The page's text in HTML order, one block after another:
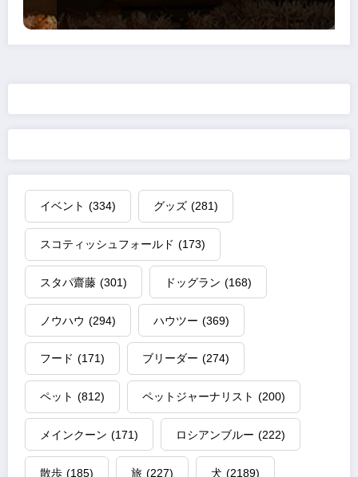
イベント (334) グッズ (281)
スコティッシュフォールド (173)
スタパ齋藤 (301) ドッグラン (168)
ノウハウ (294) ハウツー (369)
フード (171) ブリーダー (274)
ペット (812) ペットジャーナリスト (200)
メインクーン (171) ロシアンブルー (222)
散歩 (185) 旅 (227) 犬 (2189)